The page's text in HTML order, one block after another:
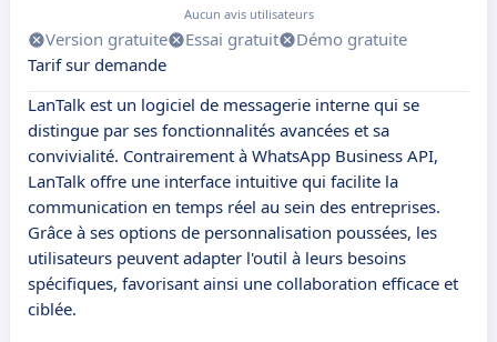
Aucun avis utilisateurs
Version gratuite Essai gratuit
Démo gratuite
Tarif sur demande
LanTalk est un logiciel de messagerie interne qui se
distingue par ses fonctionnalités avancées et sa
convivialité. Contrairement à WhatsApp Business API,
LanTalk offre une interface intuitive qui facilite la
communication en temps réel au sein des entreprises.
Grâce à ses options de personnalisation poussées, les
utilisateurs peuvent adapter l'outil à leurs besoins
spécifiques, favorisant ainsi une collaboration efficace et
ciblée.